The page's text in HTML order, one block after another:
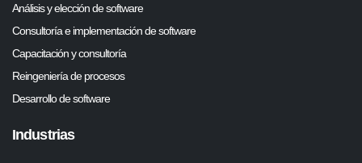
Análisis y elección de software
Consultoría e implementación de software
Capacitación y consultoría
Reingeniería de procesos
Desarrollo de software
Industrias